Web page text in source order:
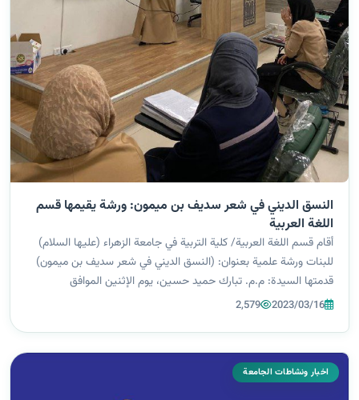
النسق الديني في شعر سديف بن ميمون: ورشة يقيمها قسم
اللغة العربية
أقام قسم اللغة العربية/ كلية التربية في جامعة الزهراء (عليها السلام)
للبنات ورشة علمية بعنوان: (النسق الديني في شعر سديف بن ميمون)
قدمتها السيدة: م.م. تبارك حميد حسين، يوم الإثنين الموافق
13/3/2023، على قاعة قسم اللغة العربية. تضمنت الورشة التعرف على2023/03/16
2,579
اخبار ونشاطات الجامعة